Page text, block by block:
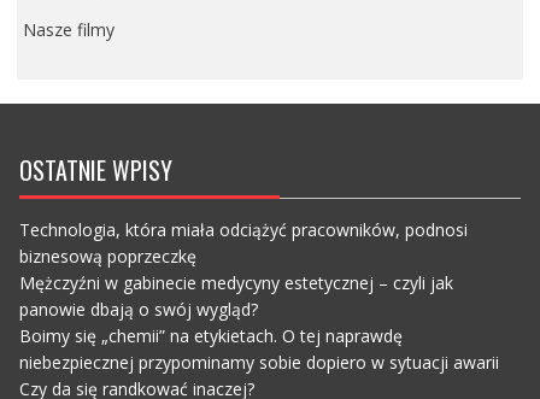
Nasze filmy
OSTATNIE WPISY
Technologia, która miała odciążyć pracowników, podnosi
biznesową poprzeczkę
Mężczyźni w gabinecie medycyny estetycznej – czyli jak
panowie dbają o swój wygląd?
Boimy się „chemii” na etykietach. O tej naprawdę
niebezpiecznej przypominamy sobie dopiero w sytuacji awarii
Czy da się randkować inaczej?